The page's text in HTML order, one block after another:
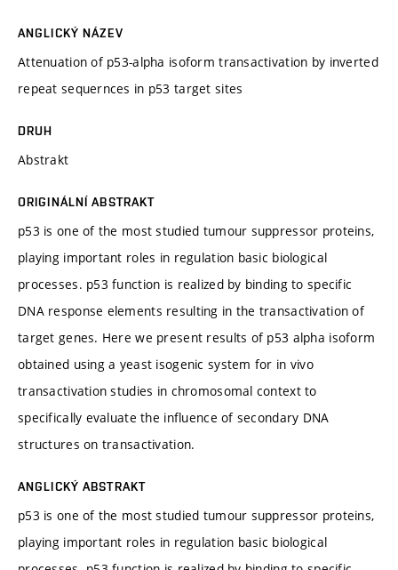
ANGLICKÝ NÁZEV
Attenuation of p53-alpha isoform transactivation by inverted
repeat sequernces in p53 target sites
DRUH
Abstrakt
ORIGINÁLNÍ ABSTRAKT
p53 is one of the most studied tumour suppressor proteins,
playing important roles in regulation basic biological
processes. p53 function is realized by binding to specific
DNA response elements resulting in the transactivation of
target genes. Here we present results of p53 alpha isoform
obtained using a yeast isogenic system for in vivo
transactivation studies in chromosomal context to
specifically evaluate the influence of secondary DNA
structures on transactivation.
ANGLICKÝ ABSTRAKT
p53 is one of the most studied tumour suppressor proteins,
playing important roles in regulation basic biological